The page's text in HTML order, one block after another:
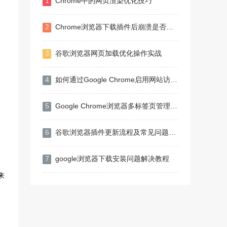
2 Chrome浏览器下载插件后崩溃是否为系统资源耗尽导致
3 谷歌浏览器网页加载优化操作实战
4 如何通过Google Chrome启用网站访问限制功能
5 Google Chrome浏览器多标签页管理技巧
6 谷歌浏览器插件更新流程及常见问题处理全攻略
7 google浏览器下载安装问题解决教程